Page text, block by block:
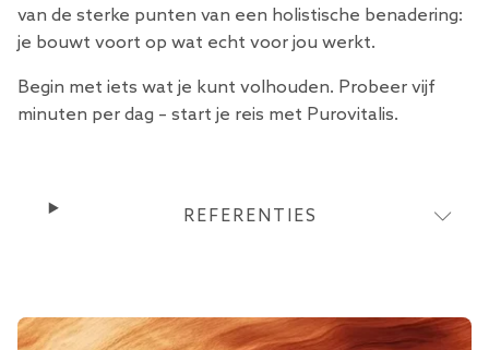
van de sterke punten van een holistische benadering:
je bouwt voort op wat echt voor jou werkt.
Begin met iets wat je kunt volhouden. Probeer vijf
minuten per dag – start je reis met Purovitalis.
REFERENTIES